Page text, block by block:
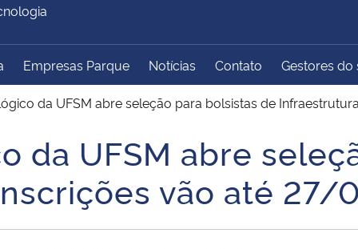
Ministério do
Desenvolvimento Regional
Controladoria-Geral da
União
Advocacia-Geral da União Banco Central do Brasil
Empresas Parque Notícias Contato Gestores do
da UFSM abre seleção para bolsistas de
da UFSM abre
vão até 27/